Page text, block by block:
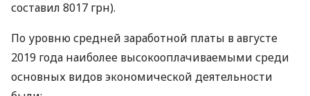
составил 8017 грн).
По уровню средней заработной платы в августе
2019 года наиболее высокооплачиваемыми среди
основных видов экономической деятельности